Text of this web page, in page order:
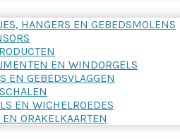
HANGERS EN GEBEDSMOLENS
EN WINDORGELS
EN GEBEDSVLAGGEN
EN WICHELROEDES
EN ORAKELKAARTEN